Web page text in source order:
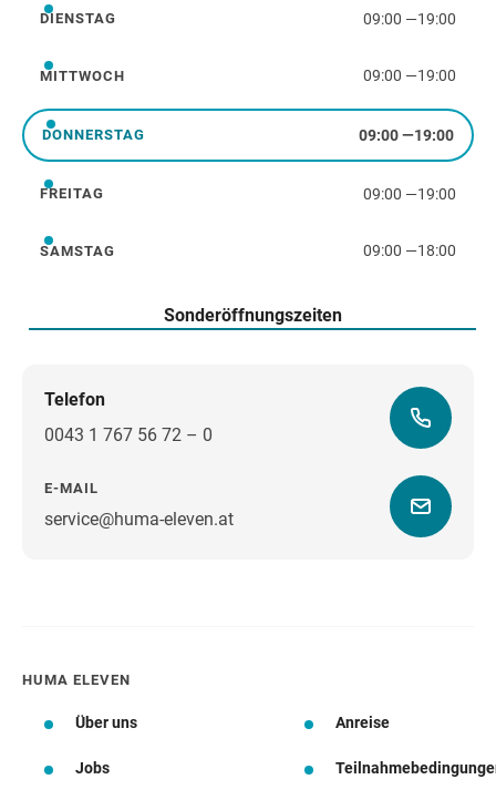
Dienstag
DIENSTAG 09:00 —19:00
Mittwoch
MITTWOCH 09:00 —19:00
Donnerstag
DONNERSTAG 09:00—19:00
Freitag
FREITAG 09:00 —19:00
Samstag
SAMSTAG 09:00 —18:00
Sonderöffnungszeiten
Telefon
0043 1 767 56 72 – 0
E-MAIL
service@huma-eleven.atWegbeschreibung
HUMA ELEVEN
Über uns Anreise
Jobs